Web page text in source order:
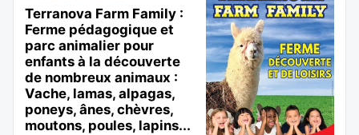
Terranova Farm Family :
Ferme pédagogique et
parc animalier pour
enfants à la découverte
de nombreux animaux :
Vache, lamas, alpagas,
poneys, ânes, chèvres,
moutons, poules, lapins...